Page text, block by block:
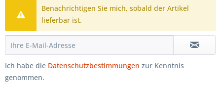
Benachrichtigen Sie mich, sobald der Artikel
lieferbar ist.
Ich habe die Datenschutzbestimmungen zur Kenntnis
genommen.